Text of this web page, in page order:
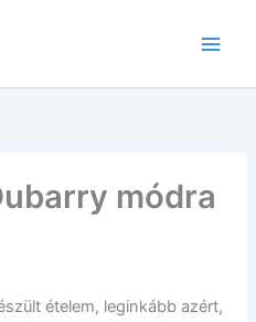
módra
ételem, leginkább azért,